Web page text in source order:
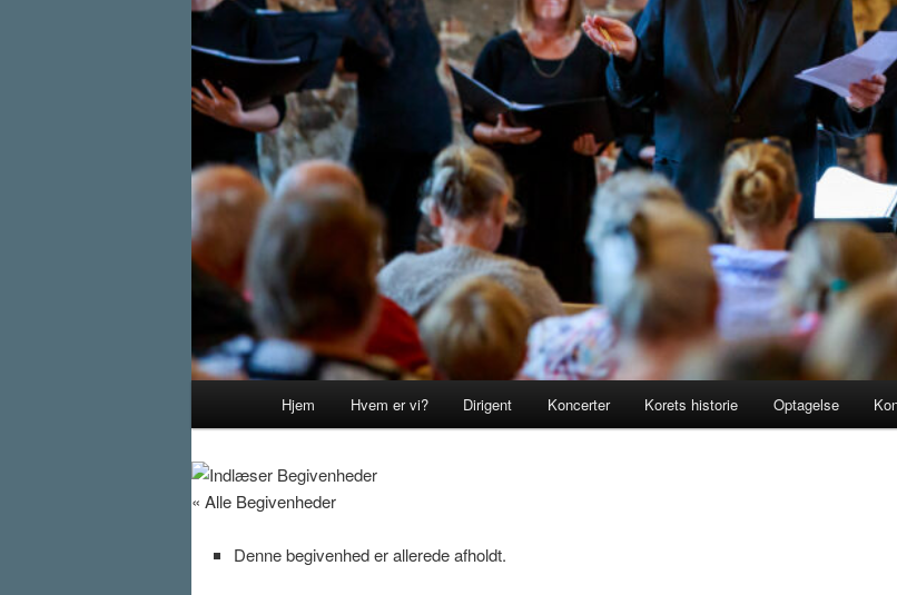
Hjem Hvem er vi? Dirigent Koncerter Korets historie Optagelse
« Alle Begivenheder
Denne begivenhed er allerede afholdt.